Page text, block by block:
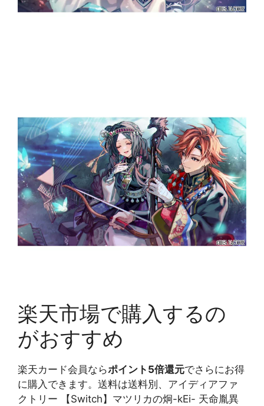
楽天市場で購入するの
がおすすめ
楽天カード会員ならポイント5倍還元でさらにお得
に購入できます。送料は送料別、アイディアファ
クトリー 【Switch】マツリカの炯-kEi- 天命胤異